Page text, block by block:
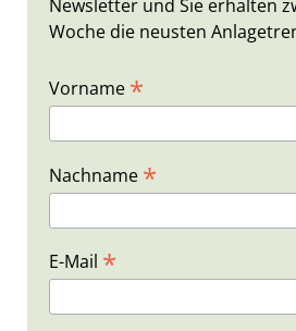
Newsletter und Sie erhalten
Woche die neusten
Vorname *
Nachname *
E-Mail *